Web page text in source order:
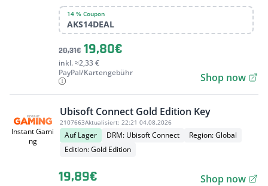
14 % Coupon
AKS14DEAL
20,31€ 19,80€
inkl. ≈2,33 €
PayPal/Kartengebühr
Shop now
Instant Gami
ng
Ubisoft Connect Gold Edition Key
2107663Aktualisiert: 22:21 04.08.2026
Auf Lager DRM: Ubisoft Connect
Region: Global
Edition: Gold Edition
19,89€ Shop now